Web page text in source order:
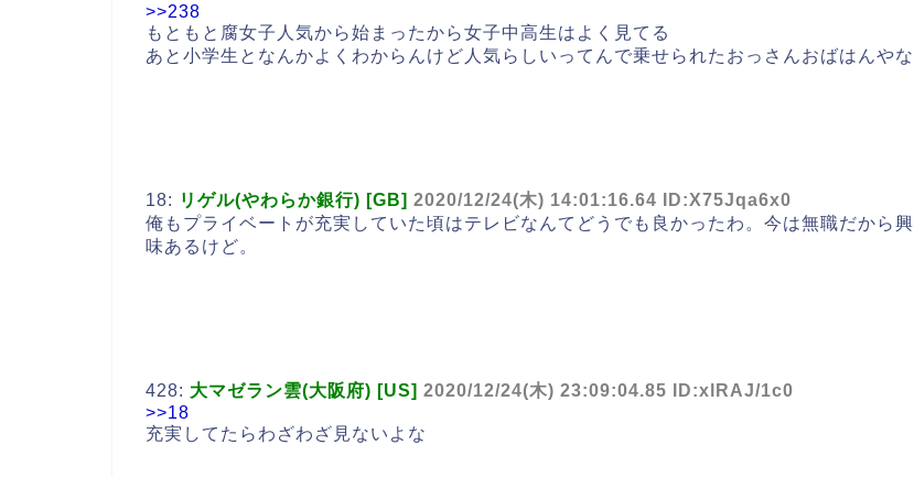
>>238
もともと腐女子人気から始まったから女子中高生はよく見てる
あと小学生となんかよくわからんけど人気らしいってんで乗せられたおっさんおばはんやな
18: リゲル(やわらか銀行) [GB] 2020/12/24(木) 14:01:16.64 ID:X75Jqa6x0
俺もプライベートが充実していた頃はテレビなんてどうでも良かったわ。今は無職だから興
味あるけど。
428: 大マゼラン雲(大阪府) [US] 2020/12/24(木) 23:09:04.85 ID:xlRAJ/1c0
>>18
充実してたらわざわざ見ないよな